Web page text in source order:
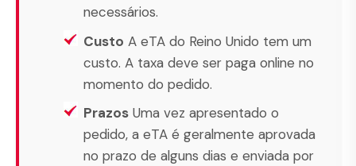
necessários.
Custo A eTA do Reino Unido tem um
custo. A taxa deve ser paga online no
momento do pedido.
Prazos Uma vez apresentado o
pedido, a eTA é geralmente aprovada
no prazo de alguns dias e enviada por